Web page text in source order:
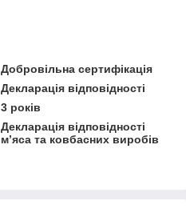
Добровільна сертифікація
Декларація відповідності
3 років
Декларація відповідності
м’яса та ковбасних виробів